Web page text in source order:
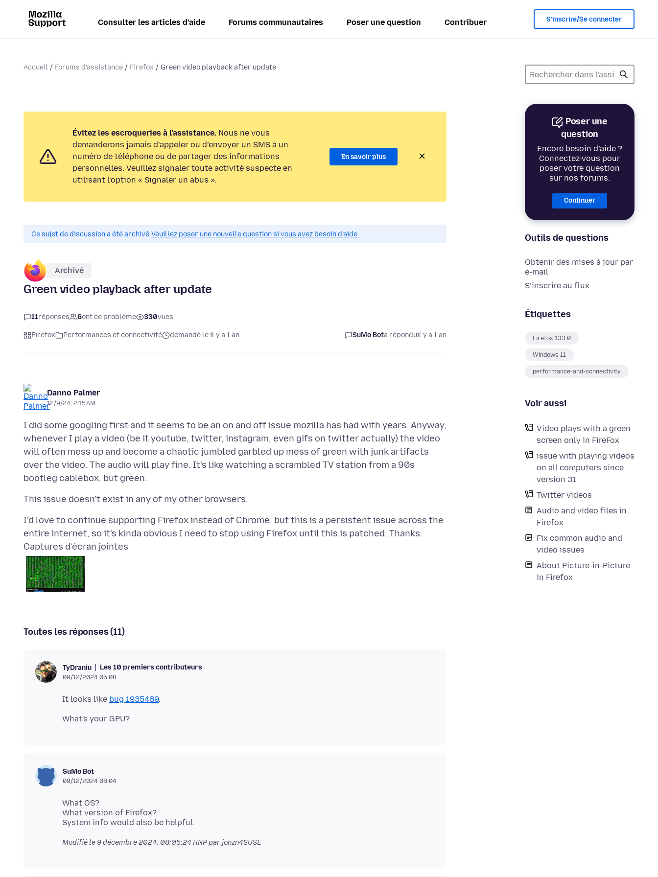
Consulter les articles d’aide Forums communautaires Poser une question Contribuer S’inscrire/Se connecter
Accueil Forums d’assistance Firefox Green video playback after update
Poser une
question
Encore besoin d’aide ?
Connectez-vous pour
poser votre question
sur nos forums.
Continuer
Outils de questions
Obtenir des mises à jour par
e-mail
S’inscrire au flux
Étiquettes
Firefox 133.0
Windows 11
performance-and-connectivity
Voir aussi
Video plays with a green
screen only in FireFox
issue with playing videos
on all computers since
version 31
Twitter videos
Audio and video files in
Firefox
Fix common audio and
video issues
About Picture-in-Picture
in Firefox
Évitez les escroqueries à l’assistance. Nous ne vous
demanderons jamais d’appeler ou d’envoyer un SMS à un
numéro de téléphone ou de partager des informations
personnelles. Veuillez signaler toute activité suspecte en
utilisant l’option « Signaler un abus ».
En savoir plus
Ce sujet de discussion a été archivé.Veuillez poser une nouvelle question si vous avez besoin d’aide.
Archivé
Green video playback after update
11réponses 6ont ce problème 330vues
Firefox Performances et connectivité demandé le il y a 1 an SuMo Bota réponduil y a 1 an
Danno Palmer
12/9/24, 2:15 AM
I did some googling first and it seems to be an on and off issue mozilla has had with years. Anyway,
whenever I play a video (be it youtube, twitter, instagram, even gifs on twitter actually) the video
will often mess up and become a chaotic jumbled garbled up mess of green with junk artifacts
over the video. The audio will play fine. It's like watching a scrambled TV station from a 90s
I'd love to continue supporting Firefox instead of Chrome, but this is a persistent issue across the
Captures d’écran jointes
Toutes les réponses (11)
TyDraniu Les 10 premiers contributeurs
09/12/2024 05:08
It looks like bug 1935489
SuMo Bot
09/12/2024 08:04
What OS?
What version of Firefox?
Modifié le 9 décembre 2024, 08:05:24 HNPpar jonzn4SUSE